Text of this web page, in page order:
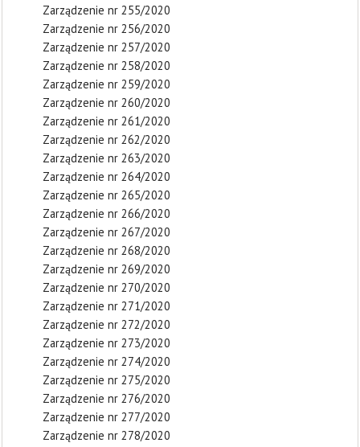
Zarządzenie nr 255/2020
Zarządzenie nr 256/2020
Zarządzenie nr 257/2020
Zarządzenie nr 258/2020
Zarządzenie nr 259/2020
Zarządzenie nr 260/2020
Zarządzenie nr 261/2020
Zarządzenie nr 262/2020
Zarządzenie nr 263/2020
Zarządzenie nr 264/2020
Zarządzenie nr 265/2020
Zarządzenie nr 266/2020
Zarządzenie nr 267/2020
Zarządzenie nr 268/2020
Zarządzenie nr 269/2020
Zarządzenie nr 270/2020
Zarządzenie nr 271/2020
Zarządzenie nr 272/2020
Zarządzenie nr 273/2020
Zarządzenie nr 274/2020
Zarządzenie nr 275/2020
Zarządzenie nr 276/2020
Zarządzenie nr 277/2020
Zarządzenie nr 278/2020